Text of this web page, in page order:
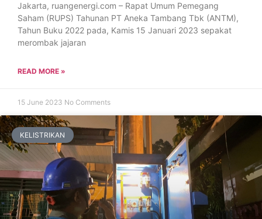
Jakarta, ruangenergi.com – Rapat Umum Pemegang
Saham (RUPS) Tahunan PT Aneka Tambang Tbk (ANTM),
Tahun Buku 2022 pada, Kamis 15 Januari 2023 sepakat
merombak jajaran
READ MORE »
15 June 2023 No Comments
KELISTRIKAN